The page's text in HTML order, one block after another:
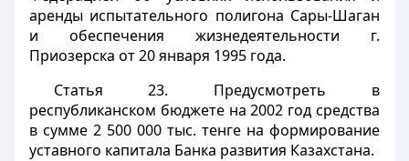
аренды испытательного полигона Сары-Шаган
и обеспечения жизнедеятельности г.
Приозерска от 20 января 1995 года.
Статья 23. Предусмотреть в
республиканском бюджете на 2002 год средства
в сумме 2 500 000 тыс. тенге на формирование
уставного капитала Банка развития Казахстана.